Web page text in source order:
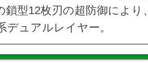
鎖型12枚刃の超防御によ
デュアルレイヤー。